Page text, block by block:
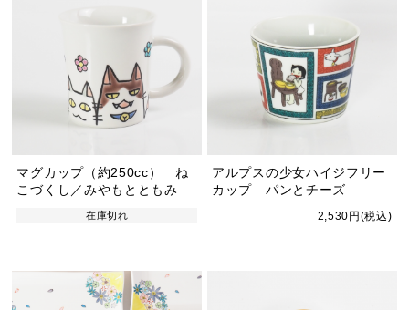
マグカップ（約250cc） ね
こづくし／みやもとともみ
在庫切れ
アルプスの少女ハイジフリー
カップ パンとチーズ
2,530円(税込)